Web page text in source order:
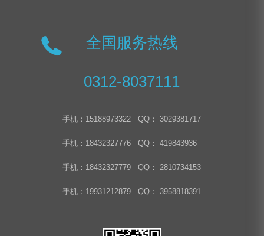
全国服务热线
0312-8037111
手机：15188973322 QQ： 3029381717
手机：18432327776 QQ： 419843936
手机：18432327779 QQ： 2810734153
手机：19931212879 QQ： 3958818391